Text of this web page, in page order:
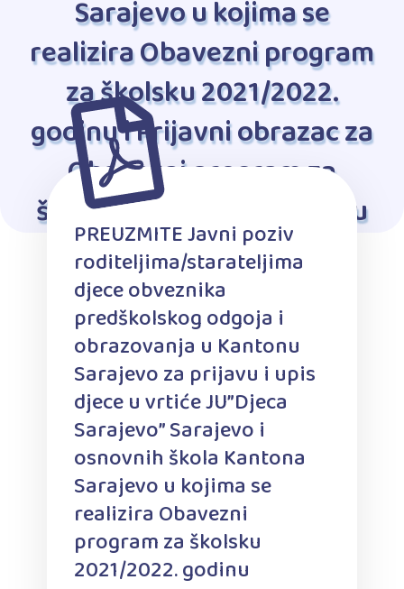
Sarajevo u kojima se
realizira Obavezni program
za školsku 2021/2022.
godinu i Prijavni obrazac za
Obavezni program za
školsku 2021/2022. godinu
PREUZMITE Javni poziv
roditeljima/starateljima
djece obveznika
predškolskog odgoja i
obrazovanja u Kantonu
Sarajevo za prijavu i upis
djece u vrtiće JU”Djeca
Sarajevo” Sarajevo i
osnovnih škola Kantona
Sarajevo u kojima se
realizira Obavezni
program za školsku
2021/2022. godinu